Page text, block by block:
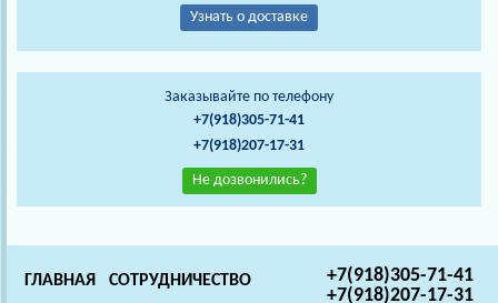
Узнать о доставке
Заказывайте по телефону
+7(918)305-71-41
+7(918)207-17-31
Не дозвонились?
+7(918)305-71-41
+7(918)207-17-31
ГЛАВНАЯ СОТРУДНИЧЕСТВО